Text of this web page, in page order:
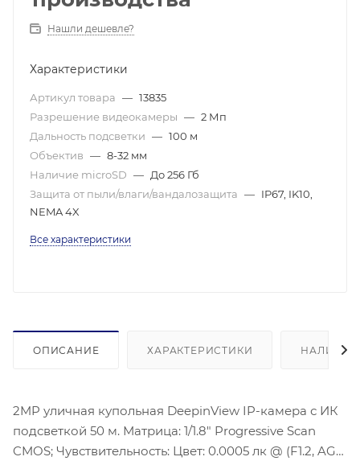
Нашли дешевле?
Характеристики
Артикул товара — 13835
Разрешение видеокамеры — 2 Мп
Дальность подсветки — 100 м
Объектив — 8-32 мм
Наличие microSD — До 256 Гб
Защита от пыли/влаги/вандалозащита — IP67, IK10,
NEMA 4X
Все характеристики
ОПИСАНИЕ ХАРАКТЕРИСТИКИ НАЛИЧИЕ
2MP уличная купольная DeepinView IP-камера с ИК
подсветкой 50 м. Матрица: 1/1.8″ Progressive Scan
CMOS; Чувствительность: Цвет: 0.0005 лк @ (F1.2, AGC